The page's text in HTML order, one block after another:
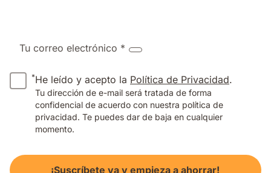
Tu correo electrónico *
*He leído y acepto la Política de Privacidad.
Tu dirección de e-mail será tratada de forma
confidencial de acuerdo con nuestra política de
privacidad. Te puedes dar de baja en cualquier
momento.
¡Suscríbete ya y empieza a ahorrar!